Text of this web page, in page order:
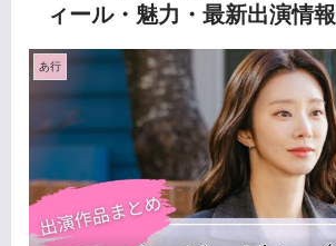
ィール・魅力・最新出演情報
あ行